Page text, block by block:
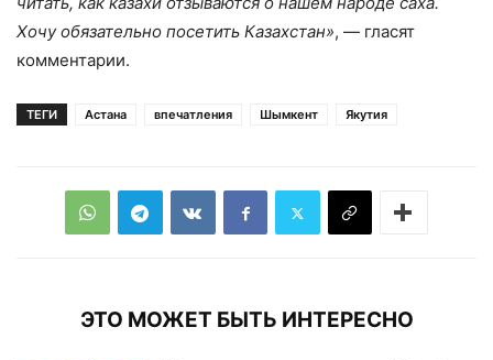
Хочу обязательно посетить Казахстан», — гласят
комментарии.
ТЕГИ Астана впечатления Шымкент Якутия
ЭТО МОЖЕТ БЫТЬ ИНТЕРЕСНО